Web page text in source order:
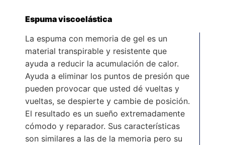
Espuma viscoelástica
La espuma con memoria de gel es un
material transpirable y resistente que
ayuda a reducir la acumulación de calor.
Ayuda a eliminar los puntos de presión que
pueden provocar que usted dé vueltas y
vueltas, se despierte y cambie de posición.
El resultado es un sueño extremadamente
cómodo y reparador. Sus características
son similares a las de la memoria pero su